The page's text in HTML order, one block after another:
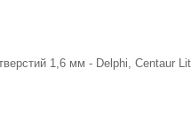
1,6 мм - Delphi, Centaur